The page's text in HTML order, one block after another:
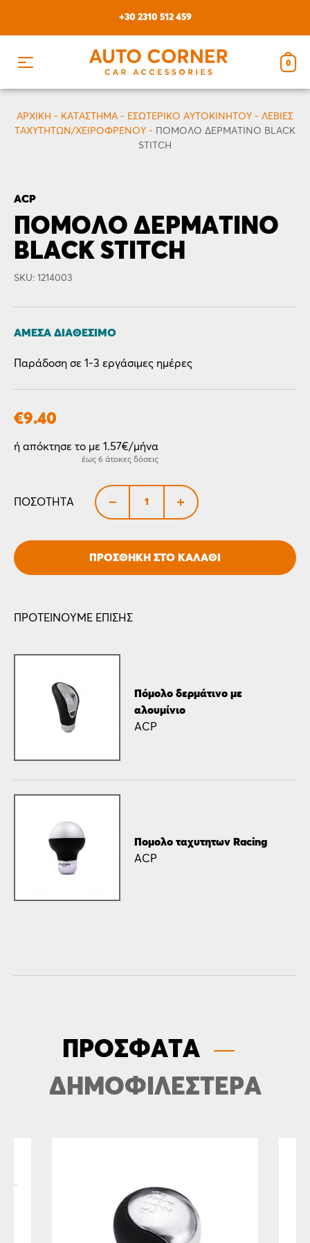
+30 2310 512 459
0
ΑΡΧΙΚΗ - ΚΑΤΆΣΤΗΜΑ - ΕΣΩΤΕΡΙΚΌ ΑΥΤΟΚΙΝΉΤΟΥ - ΛΕΒΙΈΣ
ΤΑΧΥΤΉΤΩΝ/ΧΕΙΡΌΦΡΕΝΟΥ -
ΠΌΜΟΛΟ ΔΕΡΜΆΤΙΝΟ BLACK
STITCH
ACP
ΠΌΜΟΛΟ ΔΕΡΜΆΤΙΝΟ
BLACK STITCH
SKU: 1214003
ΆΜΕΣΑ ΔΙΑΘΈΣΙΜΟ
Παράδοση σε 1-3 εργάσιμες ημέρες
€9.40
ή απόκτησε το με 1.57€/μήνα
έως 6 άτοκες δόσεις
ΠΟΣΌΤΗΤΑ
+
ΠΡΟΣΘΉΚΗ ΣΤΟ ΚΑΛΆΘΙ
ΠΡΟΤΕΊΝΟΥΜΕ ΕΠΊΣΗΣ
Πόμολο δερμάτινο με
αλουμίνιο
ACP
Πομολο ταχυτητων Racing
ACP
ΠΡΟΣΦΑΤΑ
ΔΗΜΟΦΙΛΕΣΤΕΡΑ